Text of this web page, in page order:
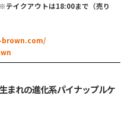
イクアウトは18:00まで（売り
まれの進化系パイナップルケ